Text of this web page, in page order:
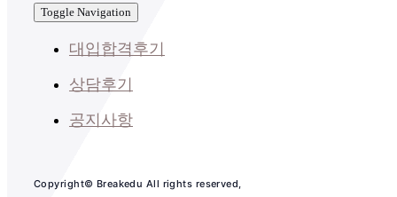
Toggle Navigation
대입합격후기
상담후기
공지사항
Copyright© Breakedu All rights reserved,